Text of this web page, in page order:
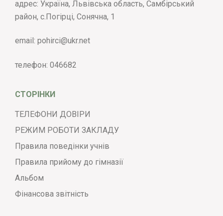
адрес: Україна, Львівська область, Самбірський
район, с.Погірці, Сонячна, 1
email: pohirci@ukr.net
телефон: 046682
СТОРІНКИ
ТЕЛЕФОНИ ДОВІРИ
РЕЖИМ РОБОТИ ЗАКЛАДУ
Правила поведінки учнів
Правила прийому до гімназії
Альбом
Фінансова звітність